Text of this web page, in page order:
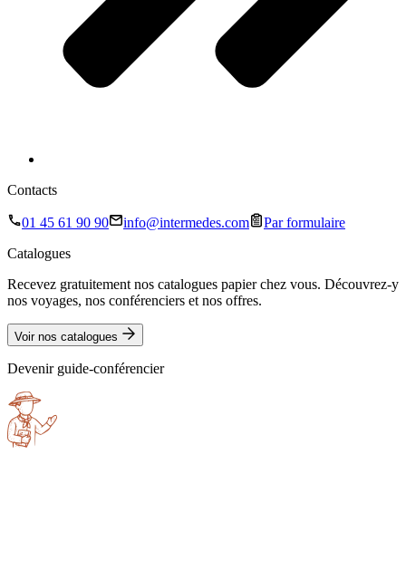
Contacts
01 45 61 90 90 info@intermedes.com
Par formulaire
Catalogues
Recevez gratuitement nos catalogues papier chez vous. Découvrez-y
nos voyages, nos conférenciers et nos offres.
Voir nos catalogues
Devenir guide-conférencier